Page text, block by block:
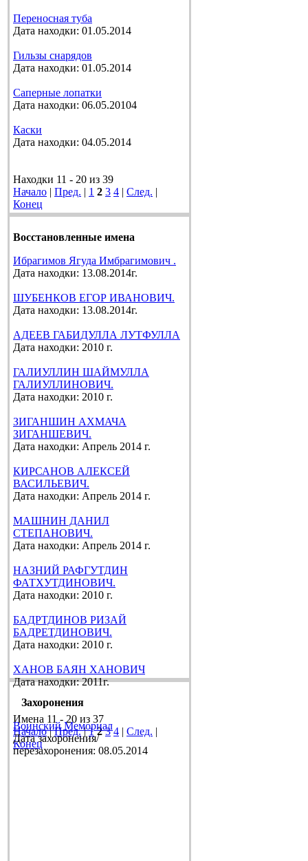
Переносная туба
Дата находки: 01.05.2014
Гильзы снарядов
Дата находки: 01.05.2014
Саперные лопатки
Дата находки: 06.05.20104
Каски
Дата находки: 04.05.2014
Находки 11 - 20 из 39
Начало | Пред. | 1 2 3 4 | След. |
Конец
Восстановленные имена
Ибрагимов Ягуда Имбрагимович .
Дата находки: 13.08.2014г.
ШУБЕНКОВ ЕГОР ИВАНОВИЧ.
Дата находки: 13.08.2014г.
АДЕЕВ ГАБИДУЛЛА ЛУТФУЛЛА
Дата находки: 2010 г.
ГАЛИУЛЛИН ШАЙМУЛЛА
ГАЛИУЛЛИНОВИЧ.
Дата находки: 2010 г.
ЗИГАНШИН АХМАЧА
ЗИГАНШЕВИЧ.
Дата находки: Апрель 2014 г.
КИРСАНОВ АЛЕКСЕЙ
ВАСИЛЬЕВИЧ.
Дата находки: Апрель 2014 г.
МАШНИН ДАНИЛ
СТЕПАНОВИЧ.
Дата находки: Апрель 2014 г.
НАЗНИЙ РАФГУТДИН
ФАТХУТДИНОВИЧ.
Дата находки: 2010 г.
БАДРТДИНОВ РИЗАЙ
БАДРЕТДИНОВИЧ.
Дата находки: 2010 г.
ХАНОВ БАЯН ХАНОВИЧ
Дата находки: 2011г.
Имена 11 - 20 из 37
Начало|Пред.|1 2 3 4 | След. |
Конец
Захоронения
Воинский Мемориал
Дата захоронения/
перезахоронения: 08.05.2014